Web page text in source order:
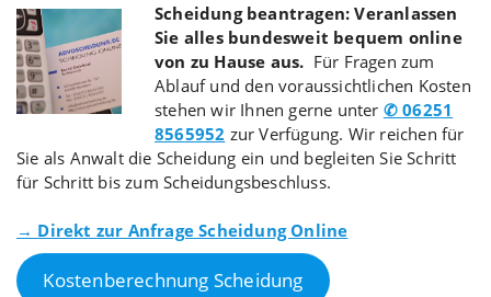
Scheidung beantragen: Veranlassen
Sie alles bundesweit bequem online
von zu Hause aus. Für Fragen zum
Ablauf und den voraussichtlichen Kosten
stehen wir Ihnen gerne unter ✆ 06251
8565952 zur Verfügung. Wir reichen für
Sie als Anwalt die Scheidung ein und begleiten Sie Schritt
für Schritt bis zum Scheidungsbeschluss.
→ Direkt zur Anfrage Scheidung Online
Kostenberechnung Scheidung